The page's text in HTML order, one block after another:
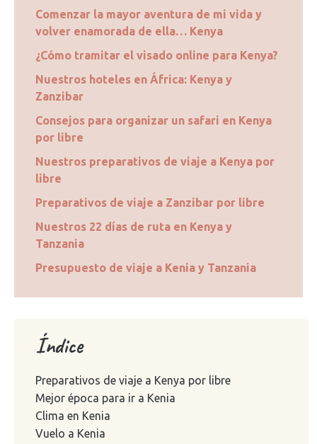
Comenzar la mayor aventura de mi vida y
volver enamorada de ella… Kenya
¿Cómo tramitar el visado online para Kenya?
Nuestros hoteles en África: Kenya y
Zanzibar
Consejos para organizar un safari en Kenya
por libre
Nuestros preparativos de viaje a Kenya por
libre
Preparativos de viaje a Zanzibar por libre
Nuestros 22 días de ruta en Kenya y
Tanzania
Presupuesto de viaje a Kenia y Tanzania
Índice
Preparativos de viaje a Kenya por libre
Mejor época para ir a Kenia
Clima en Kenia
Vuelo a Kenia